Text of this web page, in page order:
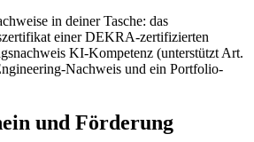
in deiner Tasche: das
einer DEKRA-zertifizierten
KI-Kompetenz (unterstützt Art.
Nachweis und ein Portfolio-
und Förderung